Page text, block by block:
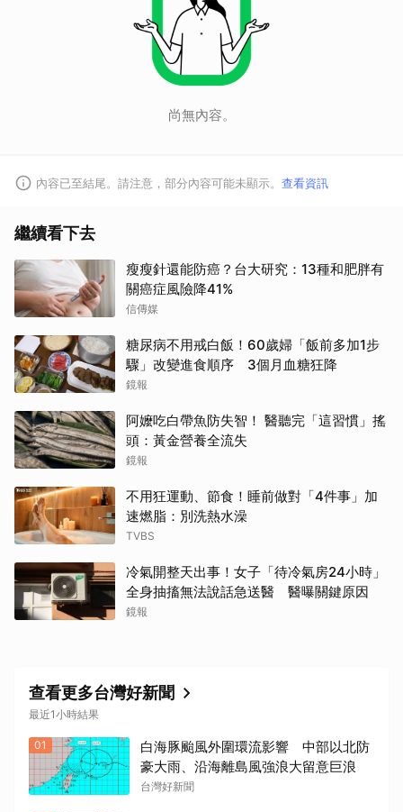
尚無內容。
內容已至結尾。請注意，部分內容可能未顯示。 查看資訊
繼續看下去
瘦瘦針還能防癌？台大研究：13種和肥胖有
關癌症風險降41%
信傳媒
糖尿病不用戒白飯！60歲婦「飯前多加1步
驟」改變進食順序 3個月血糖狂降
鏡報
阿嬤吃白帶魚防失智！ 醫聽完「這習慣」搖
頭：黃金營養全流失
鏡報
不用狂運動、節食！睡前做對「4件事」加
速燃脂：別洗熱水澡
TVBS
冷氣開整天出事！女子「待冷氣房24小時」
全身抽搐無法說話急送醫 醫曝關鍵原因
鏡報
查看更多台灣好新聞
最近1小時結果
01
白海豚颱風外圍環流影響 中部以北防
豪大雨、沿海離島風強浪大留意巨浪
台灣好新聞
取消